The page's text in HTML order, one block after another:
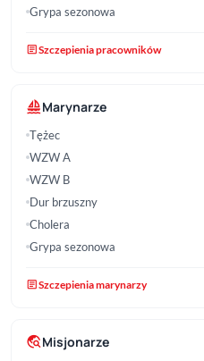
Grypa sezonowa
articleSzczepienia pracowników
sailingMarynarze
Tężec
WZW A
WZW B
Dur brzuszny
Cholera
Grypa sezonowa
articleSzczepienia marynarzy
travel_exploreMisjonarze